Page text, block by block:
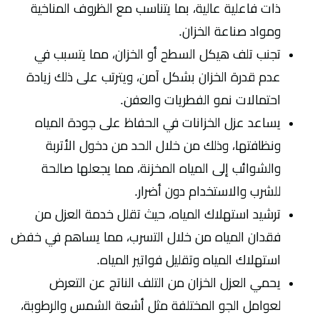
ذات فاعلية عالية، بما يتناسب مع الظروف المناخية
ومواد صناعة الخزان.
تجنب تلف هيكل السطح أو الخزان، مما يتسبب في
عدم قدرة الخزان بشكل آمن، ويترتب على ذلك زيادة
احتمالات نمو الفطريات والعفن.
يساعد عزل الخزانات في الحفاظ على جودة المياه
ونظافتها، وذلك من خلال الحد من دخول الأتربة
والشوائب إلى المياه المخزنة، مما يجعلها صالحة
للشرب والاستخدام دون أضرار.
ترشيد استهلاك المياه، حيث تقلل خدمة العزل من
فقدان المياه من خلال التسرب، مما يساهم في خفض
استهلاك المياه وتقليل فواتير المياه.
يحمي العزل الخزان من التلف الناتج عن التعرض
لعوامل الجو المختلفة مثل أشعة الشمس والرطوبة،